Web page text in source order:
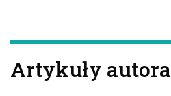
Artykuły autora